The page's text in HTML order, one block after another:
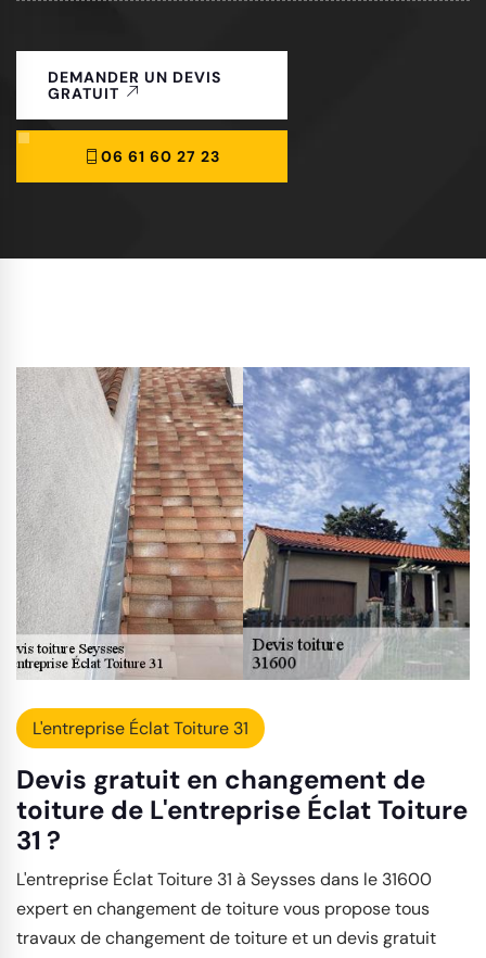
DEMANDER UN DEVIS
GRATUIT
06 61 60 27 23
L'entreprise Éclat Toiture 31
Devis gratuit en changement de
toiture de L'entreprise Éclat Toiture
31 ?
L'entreprise Éclat Toiture 31 à Seysses dans le 31600
expert en changement de toiture vous propose tous
travaux de changement de toiture et un devis gratuit